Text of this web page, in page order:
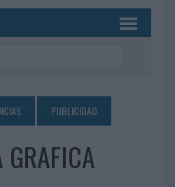
PUBLICIDAD
GRAFICA